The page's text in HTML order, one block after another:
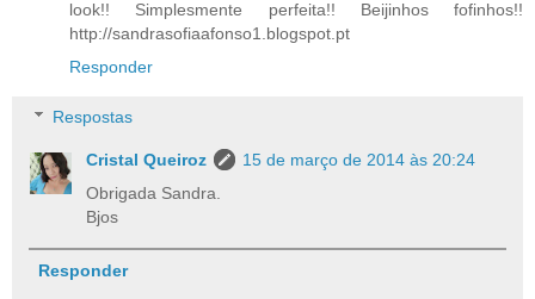
look!! Simplesmente perfeita!! Beijinhos fofinhos!!
http://sandrasofiaafonso1.blogspot.pt
Responder
Respostas
Cristal Queiroz
15 de março de 2014 às 20:24
Obrigada Sandra.
Bjos
Responder